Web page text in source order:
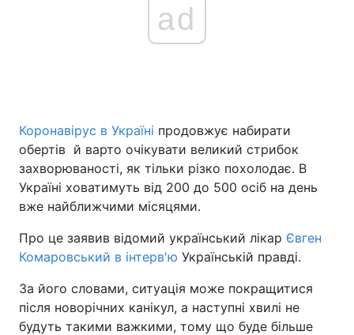
Україна Політика
Економіка Світ
Спорт
Техно і зв'язок Лайт
Зброя Інциденти
ad
Коронавірус в Україні продовжує набирати
обертів й варто очікувати великий стрибок
захворюваності, як тільки різко похолодає. В
Україні ховатимуть від 200 до 500 осіб на день
вже найближчими місяцями.
Про це заявив відомий український лікар Євген
Комаровський в інтерв'ю Українській правді.
За його словами, ситуація може покращитися
після новорічних канікул, а наступні хвилі не
будуть такими важкими, тому що буде більше